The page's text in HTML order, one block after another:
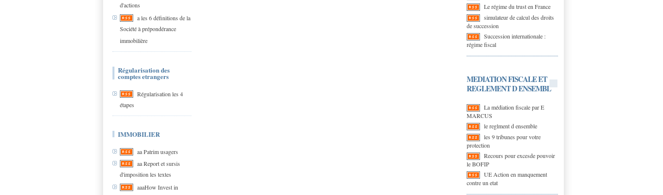
d'actions
a les 6 définitions de la
Société à prépondérance
immobilière
Régularisation des
comptes etrangers
Régularisation les 4
étapes
IMMOBILIER
aa Patrim usagers
aa Report et sursis
d'imposition les textes
aaaHow Invest in
Le régime du trust en France
simulateur de calcul des droits
de succession
Succession internationale :
régime fiscal
MEDIATION FISCALE ET
REGLEMENT D ENSEMBL
La médiation fiscale par E
MARCUS
le reglment d ensemble
les 9 tribunes pour votre
protection
Recours pour excesde pouvoir
le BOFIP
UE Action en manquement
contre un etat